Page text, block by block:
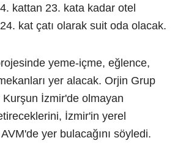
kattan 23. kata kadar otel
kat çatı olarak suit oda olacak.
yeme-içme, eğlence,
yer alacak. Orjin Grup
Kurşun İzmir'de olmayan
İzmir'in yerel
yer bulacağını söyledi.